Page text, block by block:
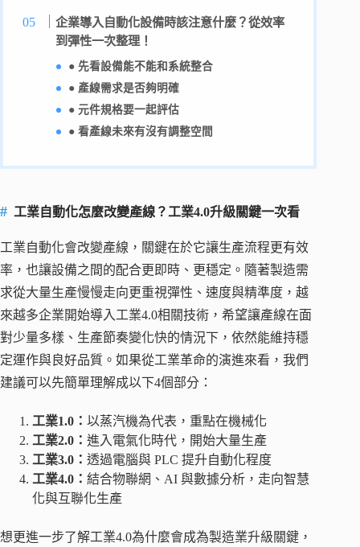
企業導入自動化設備時該注意什麼？從效率
到彈性一次整理！
● 先看設備能不能和系統整合
● 產線需求是否夠明確
● 元件規格要一起評估
● 看產線未來有沒有調整空間
工業自動化怎麼改變產線？工業4.0升級關鍵一次看
工業自動化會改變產線，關鍵在於它讓生產流程更有效
率，也讓設備之間的配合更即時、更穩定。隨著製造需
求從大量生產慢慢走向更重視彈性、速度與精準度，越
來越多企業開始導入工業4.0相關技術，希望讓產線在面
對少量多樣、生產節奏變化快的情況下，依然能維持穩
定運作與良好品質。如果從工業革命的演進來看，我們
建議可以先簡單理解成以下4個部分：
工業1.0： 以蒸汽機為代表，重點在機械化
工業2.0： 進入電氣化時代，開始大量生產
工業3.0： 透過電腦與 PLC 提升自動化程度
工業4.0： 結合物聯網、AI 與數據分析，走向智慧
化與互聯化生產
想更進一步了解工業4.0為什麼會成為製造業升級關鍵，